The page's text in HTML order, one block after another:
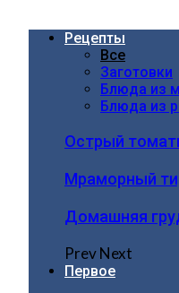
Рецепты
Все
Заготовки
Блюда из
Блюда из
Острый
Мраморный
Домашняя
PrevNext
Первое